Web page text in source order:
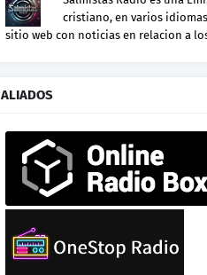
cristiano, en varios
sitio web con noticias en relacion a
ALIADOS